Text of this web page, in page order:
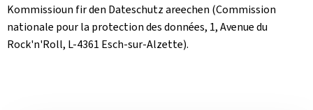
Kommissioun fir den Dateschutz areechen (Commission
nationale pour la protection des données, 1, Avenue du
Rock'n'Roll, L-4361 Esch-sur-Alzette).